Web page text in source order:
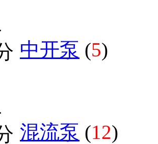
中开泵 (5)
混流泵 (12)